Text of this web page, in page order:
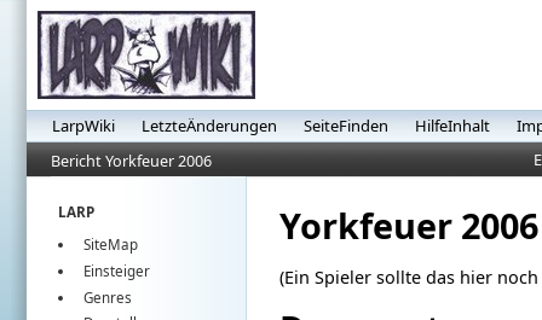
LarpWiki LetzteÄnderungen SeiteFinden HilfeInhalt
Bericht Yorkfeuer 2006
LARP
SiteMap
Einsteiger
Genres
Yorkfeuer 2006
(Ein Spieler sollte das hier